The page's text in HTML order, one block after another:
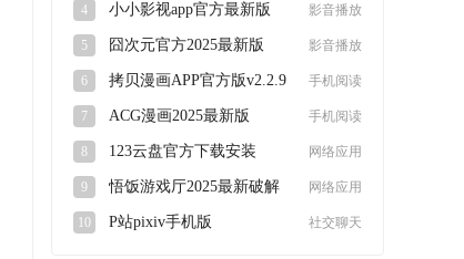
4
小小影视app官方最新版
影音播放
5
囧次元官方2025最新版
影音播放
6
拷贝漫画APP官方版v2.2.9
手机阅读
7
ACG漫画2025最新版
手机阅读
8
123云盘官方下载安装
网络应用
9
悟饭游戏厅2025最新破解
网络应用
10
P站pixiv手机版
社交聊天